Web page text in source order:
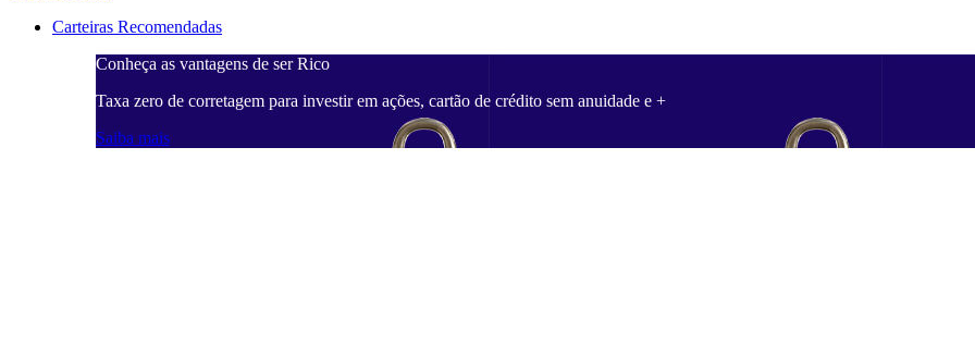
Carteiras Recomendadas
Conheça as vantagens de ser Rico
Taxa zero de corretagem para investir em ações, cartão de crédito sem anuidade e +
Saiba mais